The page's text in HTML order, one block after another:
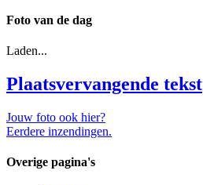
Foto van de dag
Laden...
Plaatsvervangende tekst
Jouw foto ook hier?
Eerdere inzendingen.
Overige pagina's